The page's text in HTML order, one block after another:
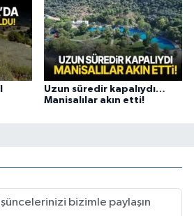
Uzun süredir kapalıydı…
Manisalılar akın etti!